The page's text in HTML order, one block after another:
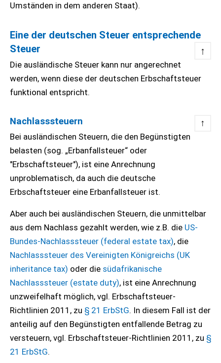
Umständen in dem anderen Staat).
Eine der deutschen Steuer entsprechende
Steuer
↑
Die ausländische Steuer kann nur angerechnet
werden, wenn diese der deutschen Erbschaftsteuer
funktional entspricht.
Nachlasssteuern ↑
Bei ausländischen Steuern, die den Begünstigten
belasten (sog. „Erbanfallsteuer“ oder
"Erbschaftsteuer"), ist eine Anrechnung
unproblematisch, da auch die deutsche
Erbschaftsteuer eine Erbanfallsteuer ist.
Aber auch bei ausländischen Steuern, die unmittelbar
aus dem Nachlass gezahlt werden, wie z.B. die US-
Bundes-Nachlasssteuer (federal estate tax), die
Nachlasssteuer des Vereinigten Königreichs (UK
inheritance tax) oder die südafrikanische
Nachlasssteuer (estate duty), ist eine Anrechnung
unzweifelhaft möglich, vgl. Erbschaftsteuer-
Richtlinien 2011, zu § 21 ErbStG. In diesem Fall ist der
anteilig auf den Begünstigten entfallende Betrag zu
versteuern, vgl. Erbschaftsteuer-Richtlinien 2011, zu §
21 ErbStG.